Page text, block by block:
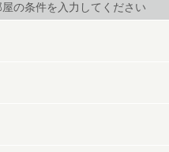
の条件を入力してください